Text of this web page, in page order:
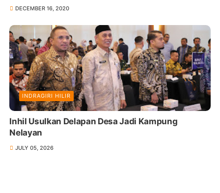
DECEMBER 16, 2020
INDRAGIRI HILIR
Inhil Usulkan Delapan Desa Jadi Kampung
Nelayan
JULY 05, 2026